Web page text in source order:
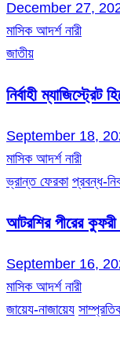
December 27,
মাসিক আদর্শ নারী
জাতীয়
নির্বাহী ম্যাজিস্ট্রেট
September 18,
মাসিক আদর্শ নারী
ভ্রান্ত ফেরকা প্রবন্ধ-
আটরশির পীরের
September 16,
মাসিক আদর্শ নারী
জায়েয-নাজায়েয